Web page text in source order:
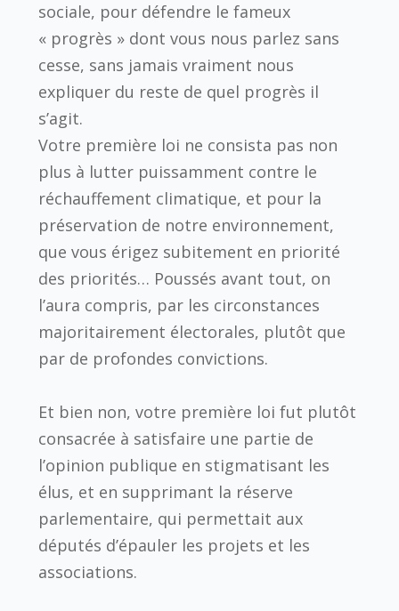
sociale, pour défendre le fameux
« progrès » dont vous nous parlez sans
cesse, sans jamais vraiment nous
expliquer du reste de quel progrès il
s’agit.
Votre première loi ne consista pas non
plus à lutter puissamment contre le
réchauffement climatique, et pour la
préservation de notre environnement,
que vous érigez subitement en priorité
des priorités… Poussés avant tout, on
l’aura compris, par les circonstances
majoritairement électorales, plutôt que
par de profondes convictions.
Et bien non, votre première loi fut plutôt
consacrée à satisfaire une partie de
l’opinion publique en stigmatisant les
élus, et en supprimant la réserve
parlementaire, qui permettait aux
députés d’épauler les projets et les
associations.